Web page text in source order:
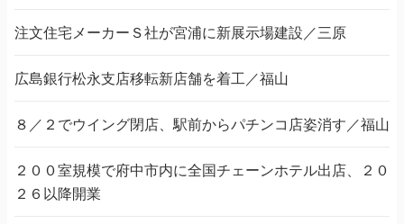
注文住宅メーカーＳ社が宮浦に新展示場建設／三原
広島銀行松永支店移転新店舗を着工／福山
８／２でウイング閉店、駅前からパチンコ店姿消す／福山
２００室規模で府中市内に全国チェーンホテル出店、２０
２６以降開業